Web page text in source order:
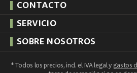
CONTACTO
SERVICIO
SOBRE NOSOTROS
* Todos los precios, incl. el IVA legal y gastos